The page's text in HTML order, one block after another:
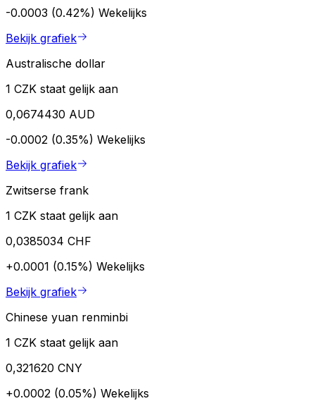
-0.0003 (0.42%) Wekelijks
Bekijk grafiek
Australische dollar
1 CZK staat gelijk aan
0,0674430 AUD
-0.0002 (0.35%) Wekelijks
Bekijk grafiek
Zwitserse frank
1 CZK staat gelijk aan
0,0385034 CHF
+0.0001 (0.15%) Wekelijks
Bekijk grafiek
Chinese yuan renminbi
1 CZK staat gelijk aan
0,321620 CNY
+0.0002 (0.05%) Wekelijks